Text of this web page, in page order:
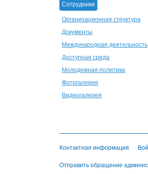
Сотрудники
Организационная структура
Документы
Международная деятельность
Доступная среда
Молодежная политика
Фотогалерея
Видеогалерея
Контактная информация
Отправить обращение